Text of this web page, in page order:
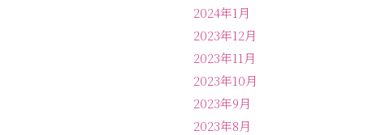
2024年1月
2023年12月
2023年11月
2023年10月
2023年9月
2023年8月